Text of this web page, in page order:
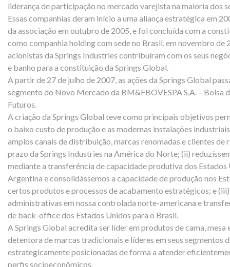
liderança de participação no mercado varejista na maioria dos
Essas companhias deram início a uma aliança estratégica em
da associação em outubro de 2005, e foi concluída com a
como companhia holding com sede no Brasil, em novembro de
acionistas da Springs Industries contribuíram com os seus
e banho para a constituição da Springs Global.
A partir de 27 de julho de 2007, as ações da Springs Global
segmento do Novo Mercado da BM&FBOVESPA S.A. – Bolsa
Futuros.
A criação da Springs Global teve como principais objetivos
o baixo custo de produção e as modernas instalações
amplos canais de distribuição, marcas renomadas e clientes de
prazo da Springs Industries na América do Norte; (ii)
mediante a transferência de capacidade produtiva dos Estados
Argentina e consolidássemos a capacidade de produção nos
certos produtos e processos de acabamento estratégicos; e
administrativas em nossa controlada norte-americana e
de back-office dos Estados Unidos para o Brasil.
A Springs Global acredita ser líder em produtos de cama, mesa
detentora de marcas tradicionais e líderes em seus segmentos
estrategicamente posicionadas de forma a atender
perfis socioeconômicos.